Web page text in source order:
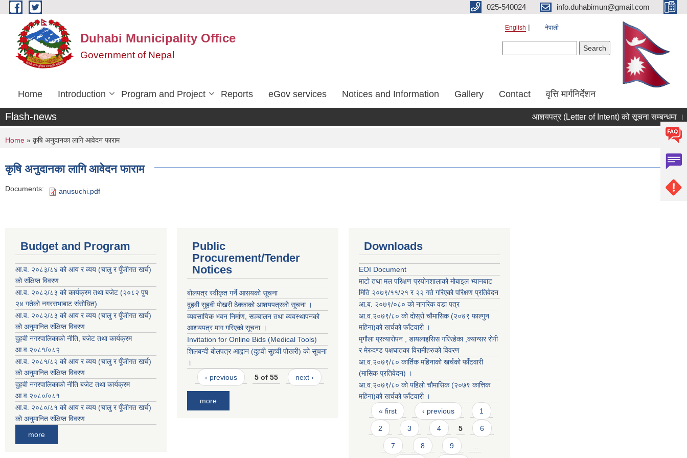
Skip to main content 025-540024 info.duhabimun@gmail.com
Duhabi Municipality Office
Government of Nepal
English नेपाली
Home Introduction Program and Project Reports eGov services Notices and Information Gallery Contact वृत्ति मार्गनिर्देशन
Flash-news आशयपत्र (Letter of Intent) को सूचना सम्बन्धमा ।
You are here
Home » कृषि अनुदानका लागि आवेदन फाराम
कृषि अनुदानका लागि आवेदन फाराम
Documents: anusuchi.pdf
Budget and Program
आ.व. २०८३/८४ को आय र व्यय (चालु र पूँजीगत खर्च)
को संक्षिप्त विवरण
आ.व. २०८२/८३ को कार्यक्रम तथा बजेट (२०८२ पुष
२४ गतेको नगरसभाबाट संसोधित)
आ.व. २०८२/८३ को आय र व्यय (चालु र पूँजीगत खर्च)
को अनुमानित संक्षिप्त विवरण
दुहवी नगरपालिकाको नीति, बजेट तथा कार्यक्रम
आ.व.२०८१/०८२
आ.व. २०८१/८२ को आय र व्यय (चालु र पूँजीगत खर्च)
को अनुमानित संक्षिप्त विवरण
दुहवी नगरपालिकाको नीति बजेट तथा कार्यक्रम
आ.व.२०८०/०८१
आ.व. २०८०/८१ को आय र व्यय (चालु र पूँजीगत खर्च)
को अनुमानित संक्षिप्त विवरण
more
Public
Procurement/Tender
Notices
बोलपत्र स्वीकृत गर्ने आसयको सूचना
दुहवी सुहवी पोखरी ठेक्काको आशयपत्रको सूचना ।
व्यवसायिक भवन निर्माण, सञ्चालन तथा व्यवस्थापनको
आशयपत्र माग गरिएको सूचना ।
Invitation for Online Bids (Medical Tools)
शिलबन्दी बोलपत्र आह्वान (दुहवी सुहवी पोखरी) को सूचना
।
‹ previous
5 of 55 next ›
more
Downloads
EOI Document
माटो तथा मल परिक्षण प्रयोगशालाको मोबाइल भ्यानबाट
मिति २०७९/११/२१ र २२ गते गरिएको परिक्षण प्रतिवेदन
आ.ब. २०७९/०८० काे नागरिक वडा पत्र
आ.व.२०७९/८० को दोस्रो चौमासिक (२०७९ फाल्गुन
महिना)को खर्चको फाँटवारी ।
मृगौला प्रत्यारोपन , डायलाइसिस गरिरहेका ,क्यान्सर रोगी
र मेरुदण्ड पक्षघातका विरामीहरुको विवरण
आ.व.२०७९/८० कार्तिक महिनाको खर्चको फाँटवारी
(मासिक प्रतिवेदन) ।
आ.व.२०७९/८० को पहिलो चौमासिक (२०७९ कात्तिक
महिना)को खर्चको फाँटवारी ।
Pages
« first ‹ previous 1
2 3 4 5 6
7 8 9